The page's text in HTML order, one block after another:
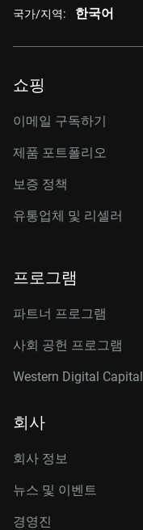
국가/지역: 한국어
쇼핑
이메일 구독하기
제품 포트폴리오
보증 정책
유통업체 및 리셀러
프로그램
파트너 프로그램
사회 공헌 프로그램
Western Digital Capital
회사
회사 정보
뉴스 및 이벤트
경영진